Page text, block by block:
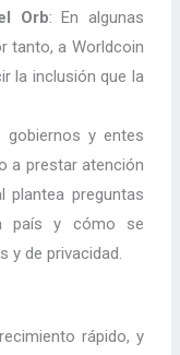
Orb: En algunas
tanto, a Worldcoin
la inclusión que la
gobiernos y entes
a prestar atención
plantea preguntas
país y cómo se
y de privacidad.
rápido, y